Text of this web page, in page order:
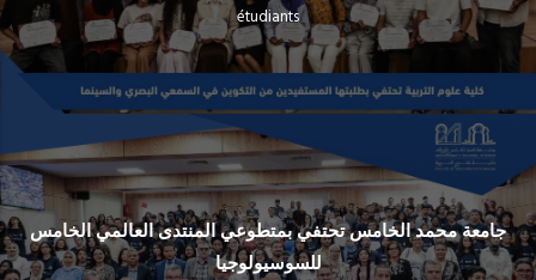
étudiants
جامعة محمد الخامس تحتفي بمتطوعي المنتدى العالمي الخامس
للسوسيولوجيا